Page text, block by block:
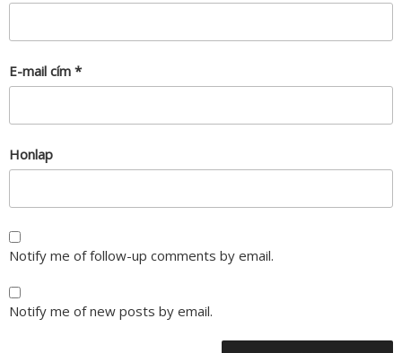
E-mail cím *
Honlap
Notify me of follow-up comments by email.
Notify me of new posts by email.